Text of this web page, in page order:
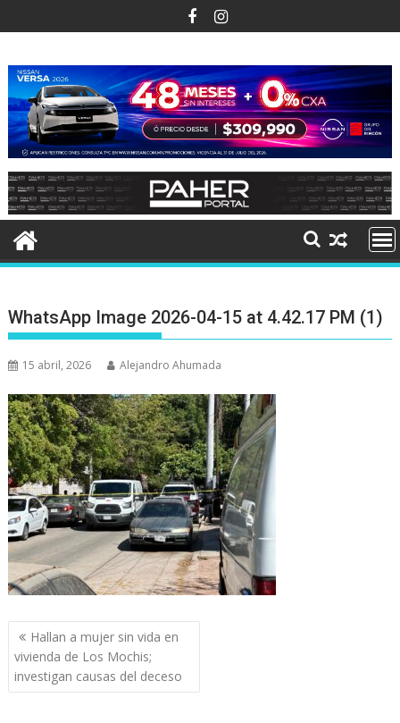
al
WhatsApp Image 2026-04-15 at 4.42.17 PM (1)
15 abril, 2026 Alejandro Ahumada
Navegación
de
entradas
Hallan a mujer sin vida en
vivienda de Los Mochis;
investigan causas del deceso